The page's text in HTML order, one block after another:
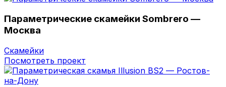
Параметрические скамейки Sombrero —
Москва
Скамейки
Посмотреть проект